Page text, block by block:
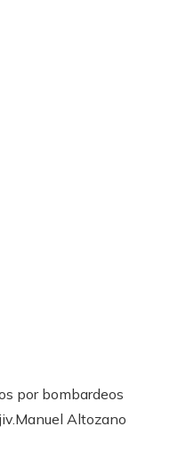
por bombardeos
Manuel Altozano